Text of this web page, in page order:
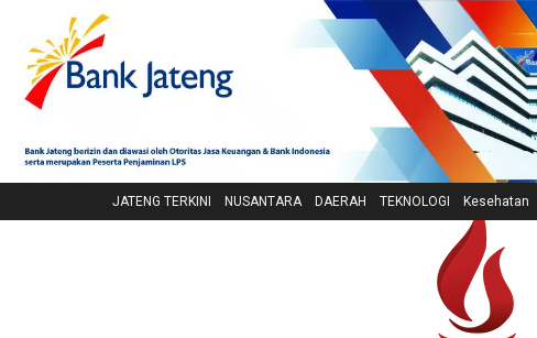
JATENG TERKINI NUSANTARA DAERAH TEKNOLOGI Kesehatan